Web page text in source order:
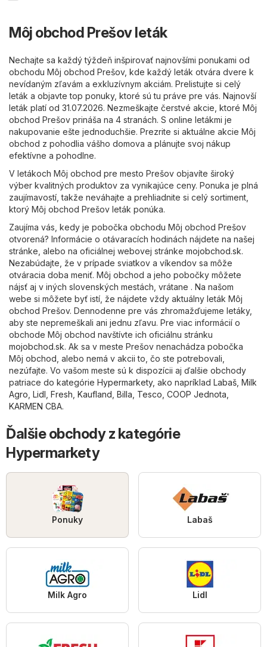
Môj obchod Prešov leták
Nechajte sa každý týždeň inšpirovať najnovšími ponukami od
obchodu Môj obchod Prešov, kde každý leták otvára dvere k
nevídaným zľavám a exkluzívnym akciám. Prelistujte si celý
leták a objavte top ponuky, ktoré sú tu práve pre vás. Najnovší
leták platí od 31.07.2026. Nezmeškajte čerstvé akcie, ktoré Môj
obchod Prešov prináša na 4 stranách. S online letákmi je
nakupovanie ešte jednoduchšie. Prezrite si aktuálne akcie Môj
obchod z pohodlia vášho domova a plánujte svoj nákup
efektívne a pohodlne.
V letákoch Môj obchod pre mesto Prešov objavíte široký
výber kvalitných produktov za vynikajúce ceny. Ponuka je plná
zaujímavostí, takže neváhajte a prehliadnite si celý sortiment,
ktorý Môj obchod Prešov leták ponúka.
Zaujíma vás, kedy je pobočka obchodu Môj obchod Prešov
otvorená? Informácie o otávaracích hodinách nájdete na našej
stránke, alebo na oficiálnej webovej stránke mojobchod.sk.
Nezabúdajte, že v prípade sviatkov a víkendov sa môže
otváracia doba meniť. Môj obchod a jeho pobočky môžete
nájsť aj v iných slovenských mestách, vrátane . Na našom
webe si môžete byť istí, že nájdete vždy aktuálny leták Môj
obchod Prešov. Dennodenne pre vás zhromažďujeme letáky,
aby ste nepremeškali ani jednu zľavu. Pre viac informácií o
obchode Môj obchod navštívte ich oficiálnu stránku
mojobchod.sk. Ak sa v meste Prešov nenachádza pobočka
Môj obchod, alebo nemá v akcii to, čo ste potrebovali,
nezúfajte. Vo vašom meste sú k dispozícii aj ďalšie obchody
patriace do kategórie Hypermarkety, ako napríklad Labaš, Milk
Agro, Lidl , Fresh, Kaufland, Billa, Tesco, COOP Jednota,
KARMEN CBA.
Ďalšie obchody z kategórie
Hypermarkety
Ponuky Labaš
Milk Agro Lidl